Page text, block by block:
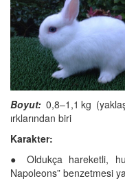
Boyut: 0,8–1,1 kg
ırklarından biri
Karakter:
● Oldukça hareketli,
Napoleons” benzetmesi